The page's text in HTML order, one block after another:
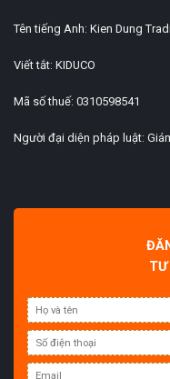
Tên tiếng Anh: Kien Dung
Viết tắt: KIDUCO
Mã số thuế: 0310598541
Người đại diện pháp luật:
TƯ